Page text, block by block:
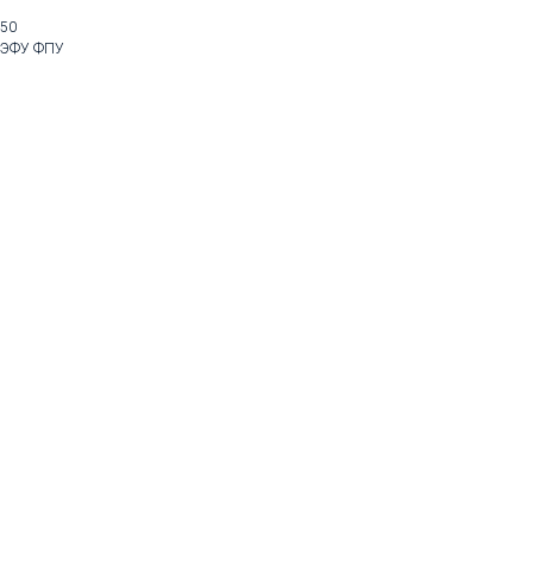
50
ЭФУ ФПУ